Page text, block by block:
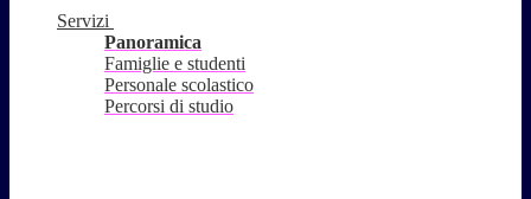
Servizi
Panoramica
Famiglie e studenti
Personale scolastico
Percorsi di studio